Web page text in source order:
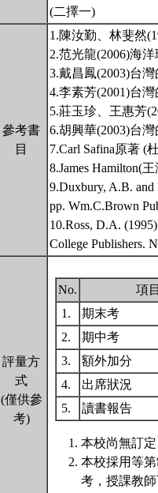
(二擇一)
參考書
目
1.陳汝勤、林斐然
2.范光龍(2006)海
3.戴昌鳳(2003)台
4.李素芳(2001)台
5.莊玉珍、王惠芳
6.胡興華(2003)台
7.Carl Safina原著 (
8.James Hamilton(
9.Duxbury, A.B. and
pp. Wm.C.Brown
10.Ross, D.A.
College Publishers.
評量方
式
(僅供參
考)
No. 項目
1.
期末考
2.
期中考
3.
額外加分
4.
出席狀況
5.
讀書報告
本校尚無訂定
本校採用等
考，授課教